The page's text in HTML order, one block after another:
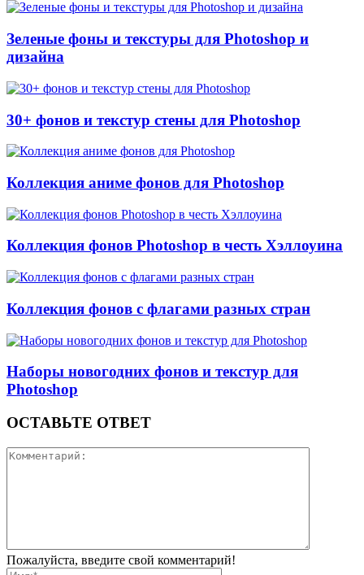
Зеленые фоны и текстуры для Photoshop и
дизайна
30+ фонов и текстур стены для Photoshop
Коллекция аниме фонов для Photoshop
Коллекция фонов Photoshop в честь Хэллоуина
Коллекция фонов с флагами разных стран
Наборы новогодних фонов и текстур для
Photoshop
ОСТАВЬТЕ ОТВЕТ
Пожалуйста, введите свой комментарий!